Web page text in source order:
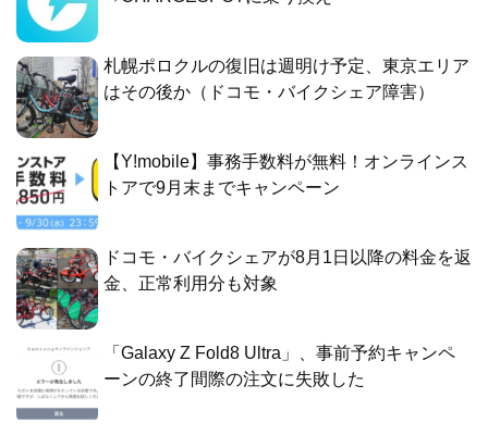
札幌ポロクルの復旧は週明け予定、東京エリア
はその後か（ドコモ・バイクシェア障害）
【Y!mobile】事務手数料が無料！オンラインス
トアで9月末までキャンペーン
ドコモ・バイクシェアが8月1日以降の料金を返
金、正常利用分も対象
「Galaxy Z Fold8 Ultra」、事前予約キャンペ
ーンの終了間際の注文に失敗した